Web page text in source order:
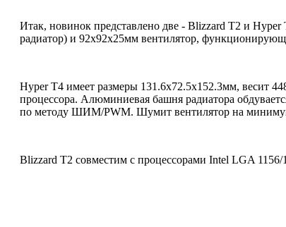
Итак, новинок представлено две - Blizzard T2 и
радиатор) и 92х92х25мм вентилятор,
Hyper T4 имеет размеры 131.6х72.5х152.3мм, весит
процессора. Алюминиевая башня радиатора
по методу ШИМ/PWM. Шумит вентилятор на
Blizzard T2 совместим с процессорами Intel LGA